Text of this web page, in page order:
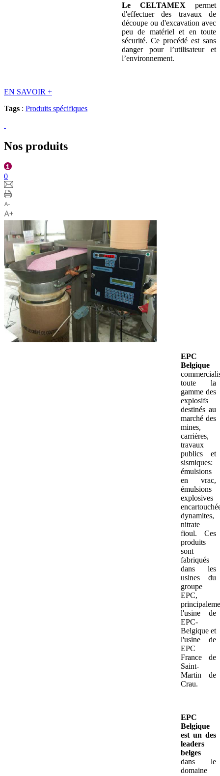
Le CELTAMEX permet
d'effectuer des travaux de
découpe ou d'excavation avec
peu de matériel et en toute
sécurité. Ce procédé est sans
danger pour l’utilisateur et
l’environnement.
EN SAVOIR +
Tags : Produits spécifiques
Nos produits
0
EPC
Belgique
toute la
gamme des
explosifs
destinés au
marché des
mines,
carrières,
travaux
publics et
sismiques:
émulsions
en vrac,
émulsions
explosives
dynamites,
nitrate
fioul. Ces
produits
sont
fabriqués
dans les
usines du
groupe
EPC,
l'usine de
EPC-
Belgique et
l'usine de
EPC
France de
Saint-
Martin de
Crau.
EPC
Belgique
est un des
leaders
belges
dans le
domaine